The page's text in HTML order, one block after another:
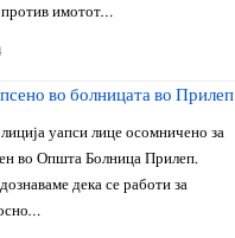
имотот…
во болницата во Прилеп
уапси лице осомничено за
во Општа Болница Прилеп.
дека се работи за